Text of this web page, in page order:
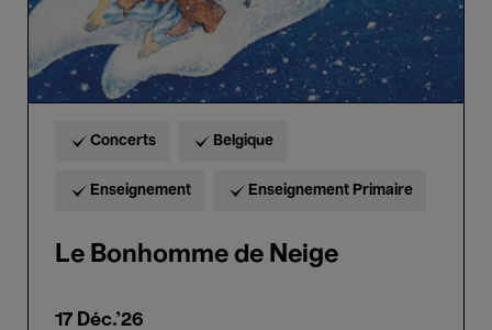
Concerts Belgique
Enseignement Enseignement Primaire
Le Bonhomme de Neige
17 Déc.'26